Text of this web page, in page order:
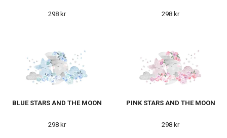
298 kr 298 kr
BLUE STARS AND THE MOON
298 kr
PINK STARS AND THE MOON
298 kr